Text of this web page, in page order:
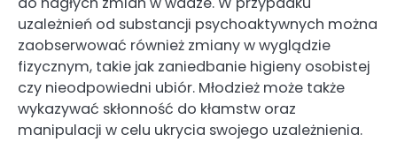
uzależnień od substancji psychoaktywnych można
zaobserwować również zmiany w wyglądzie
fizycznym, takie jak zaniedbanie higieny osobistej
czy nieodpowiedni ubiór. Młodzież może także
wykazywać skłonność do kłamstw oraz
manipulacji w celu ukrycia swojego uzależnienia.